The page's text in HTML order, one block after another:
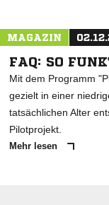
MAGAZIN
FAQ: SO
Mit dem Programm
gezielt in einer
tatsächlichen Alter
Pilotprojekt.
Mehr lesen